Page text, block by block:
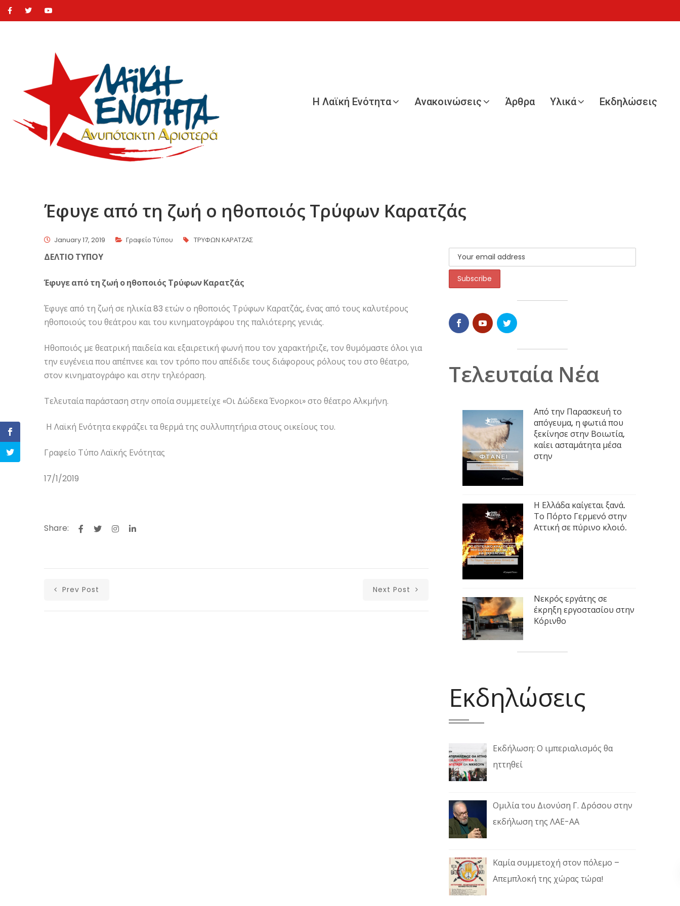
Η Λαϊκή Ενότητα Ανακοινώσεις Άρθρα Υλικά Εκδηλώσεις
Έφυγε από τη ζωή ο ηθοποιός Τρύφων Καρατζάς
January 17, 2019 Γραφείο Τύπου ΤΡΥΦΩΝ ΚΑΡΑΤΖΑΣ
ΔΕΛΤΙΟ ΤΥΠΟΥ
Έφυγε από τη ζωή ο ηθοποιός Τρύφων Καρατζάς
Έφυγε από τη ζωή σε ηλικία 83 ετών ο ηθοποιός Τρύφων Καρατζάς, ένας από τους καλυτέρους
ηθοποιούς του θεάτρου και του κινηματογράφου της παλιότερης γενιάς.
Ηθοποιός με θεατρική παιδεία και εξαιρετική φωνή που τον χαρακτήριζε, τον θυμόμαστε όλοι για
την ευγένεια που απέπνεε και τον τρόπο που απέδιδε τους διάφορους ρόλους του στο θέατρο,
στον κινηματογράφο και στην τηλεόραση.
Τελευταία παράσταση στην οποία συμμετείχε «Οι Δώδεκα Ένορκοι» στο θέατρο Αλκμήνη.
Η Λαϊκή Ενότητα εκφράζει τα θερμά της συλλυπητήρια στους οικείους του.
Γραφείο Τύπο Λαϊκής Ενότητας
17/1/2019
Share:
Prev Post Next Post
Τελευταία Νέα
Από την Παρασκευή το
απόγευμα, η φωτιά που
ξεκίνησε στην Βοιωτία,
καίει ασταμάτητα μέσα
στην
Η Ελλάδα καίγεται ξανά.
Το Πόρτο Γερμενό στην
Αττική σε πύρινο κλοιό.
Νεκρός εργάτης σε
έκρηξη εργοστασίου στην
Κόρινθο
Εκδηλώσεις
Εκδήλωση: Ο ιμπεριαλισμός θα
ηττηθεί
Ομιλία του Διονύση Γ. Δρόσου στην
εκδήλωση της ΛΑΕ-ΑΑ
Καμία συμμετοχή στον πόλεμο –
Απεμπλοκή της χώρας τώρα!